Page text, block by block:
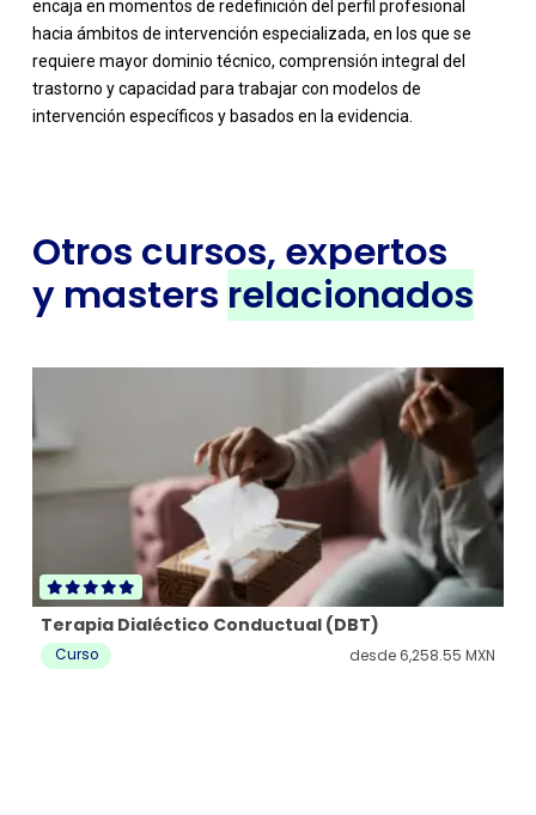
encaja en momentos de redefinición del perfil profesional
hacia ámbitos de intervención especializada, en los que se
requiere mayor dominio técnico, comprensión integral del
trastorno y capacidad para trabajar con modelos de
intervención específicos y basados en la evidencia.
Otros cursos, expertos
y masters relacionados
Terapia Dialéctico Conductual (DBT)
Curso desde 6,258.55 MXN